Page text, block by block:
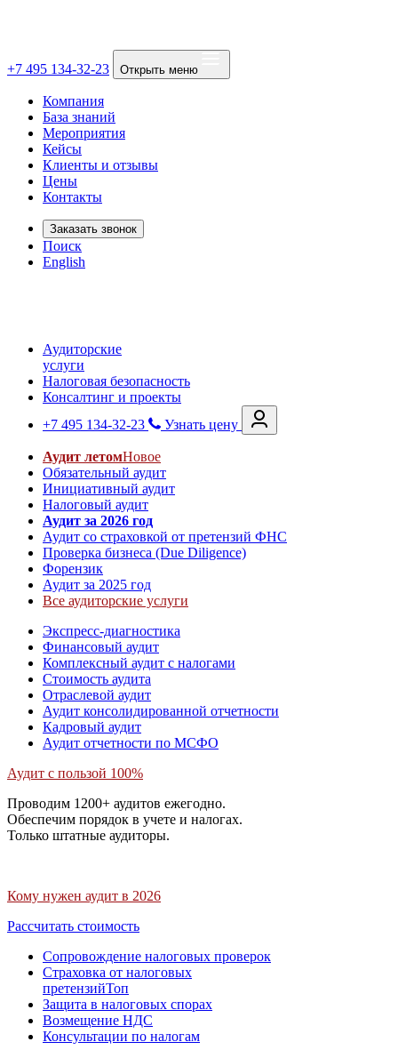
+7 495 134-32-23 Открыть меню
Компания
База знаний
Мероприятия
Кейсы
Клиенты и отзывы
Цены
Контакты
Заказать звонок
Поиск
English
Аудиторские
услуги
Налоговая безопасность
Консалтинг и проекты
+7 495 134-32-23
Узнать цену
Аудит летомНовое
Обязательный аудит
Инициативный аудит
Налоговый аудит
Аудит за 2026 год
Аудит со страховкой от претензий ФНС
Проверка бизнеса (Due Diligence)
Форензик
Аудит за 2025 год
Все аудиторские услуги
Экспресс-диагностика
Финансовый аудит
Комплексный аудит с налогами
Стоимость аудита
Отраслевой аудит
Аудит консолидированной отчетности
Кадровый аудит
Аудит отчетности по МСФО
Аудит с пользой 100%
Проводим 1200+ аудитов ежегодно.
Обеспечим порядок в учете и налогах.
Только штатные аудиторы.
Кому нужен аудит в 2026
Рассчитать стоимость
Сопровождение налоговых проверок
Страховка от налоговых
претензийТоп
Защита в налоговых спорах
Возмещение НДС
Консультации по налогам